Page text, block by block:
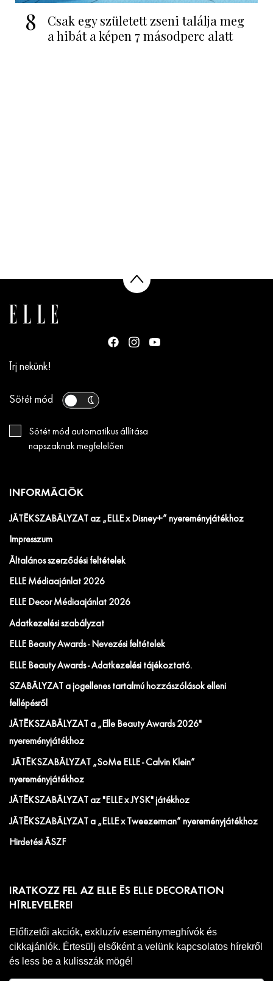
8
Csak egy született zseni találja meg
a hibát a képen 7 másodperc alatt
Írj nekünk!
Sötét mód
Sötét mód automatikus állítása
napszaknak megfelelően
INFORMÁCIÓK
JÁTÉKSZABÁLYZAT az „ELLE x Disney+” nyereményjátékhoz
Impresszum
Általános szerződési feltételek
ELLE Médiaajánlat 2026
ELLE Decor Médiaajánlat 2026
Adatkezelési szabályzat
ELLE Beauty Awards - Nevezési feltételek
ELLE Beauty Awards - Adatkezelési tájékoztató.
SZABÁLYZAT a jogellenes tartalmú hozzászólások elleni
fellépésről
JÁTÉKSZABÁLYZAT a „Elle Beauty Awards 2026"
nyereményjátékhoz
JÁTÉKSZABÁLYZAT „SoMe ELLE - Calvin Klein”
nyereményjátékhoz
JÁTÉKSZABÁLYZAT az "ELLE x JYSK" játékhoz
JÁTÉKSZABÁLYZAT a „ELLE x Tweezerman” nyereményjátékhoz
Hirdetési ÁSZF
IRATKOZZ FEL AZ ELLE ÉS ELLE DECORATION
HÍRLEVELÉRE!
Előfizetői akciók, exkluzív eseménymeghívók és
cikkajánlók. Értesülj elsőként a velünk kapcsolatos hírekről
és less be a kulisszák mögé!